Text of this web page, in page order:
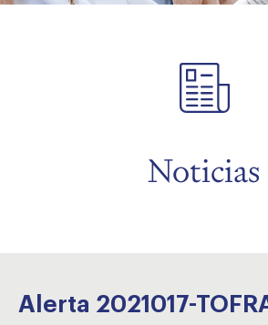
Noticias
Alerta 2021017-